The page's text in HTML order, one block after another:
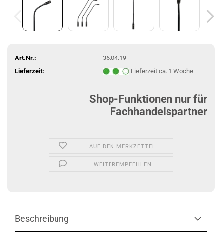
Art.Nr.:
36.04.19
Lieferzeit:
Lieferzeit ca. 1 Woche
Shop-Funktionen nur für
Fachhandelspartner
AUF DEN MERKZETTEL
WEITEREMPFEHLEN
Beschreibung